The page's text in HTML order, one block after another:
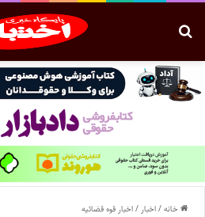
خانه/اخبار /اخبار قوه قضائیه